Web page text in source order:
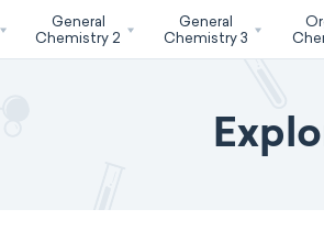
General
Chemistry 2
General
Chemistry 3